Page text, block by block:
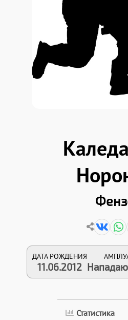
ДАТА РОЖДЕНИЯ
11.06.2012
Статистика